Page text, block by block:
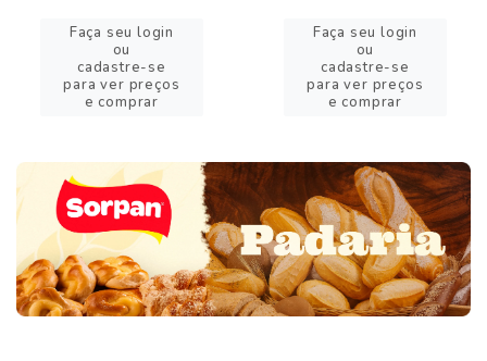
Faça seu login
ou
cadastre-se
para ver preços
e comprar
Faça seu login
ou
cadastre-se
para ver preços
e comprar